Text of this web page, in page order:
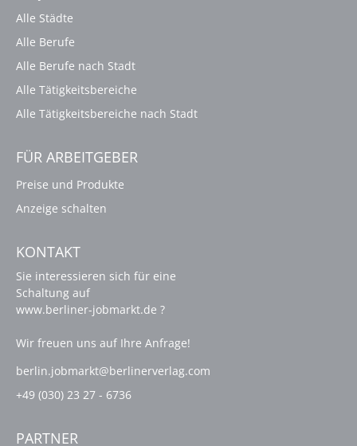
Alle Städte
Alle Berufe
Alle Berufe nach Stadt
Alle Tätigkeitsbereiche
Alle Tätigkeitsbereiche nach Stadt
FÜR ARBEITGEBER
Preise und Produkte
Anzeige schalten
KONTAKT
Sie interessieren sich für eine
Schaltung auf
www.berliner-jobmarkt.de ?
Wir freuen uns auf Ihre Anfrage!
berlin.jobmarkt@berlinerverlag.com
+49 (030) 23 27 - 6736
PARTNER